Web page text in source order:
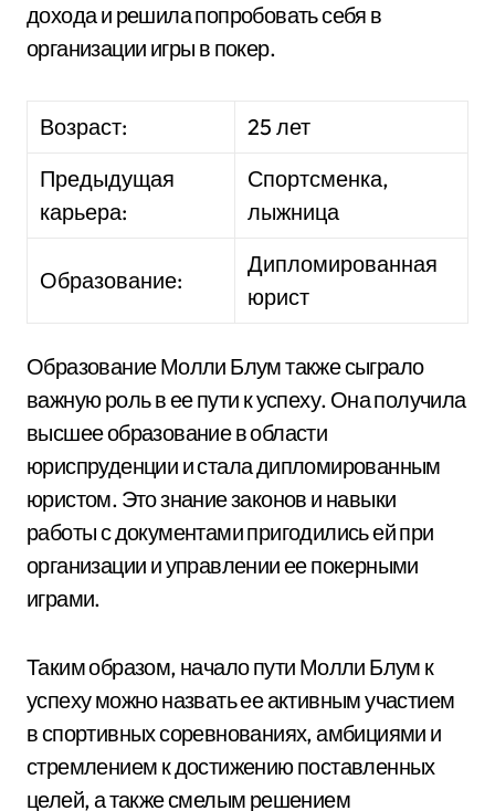
дохода и решила попробовать себя в
организации игры в покер.
Возраст:
25 лет
Предыдущая
карьера:
Спортсменка,
лыжница
Образование:
Дипломированная
юрист
Образование Молли Блум также сыграло
важную роль в ее пути к успеху. Она получила
высшее образование в области
юриспруденции и стала дипломированным
юристом. Это знание законов и навыки
работы с документами пригодились ей при
организации и управлении ее покерными
играми.
Таким образом, начало пути Молли Блум к
успеху можно назвать ее активным участием
в спортивных соревнованиях, амбициями и
стремлением к достижению поставленных
целей, а также смелым решением